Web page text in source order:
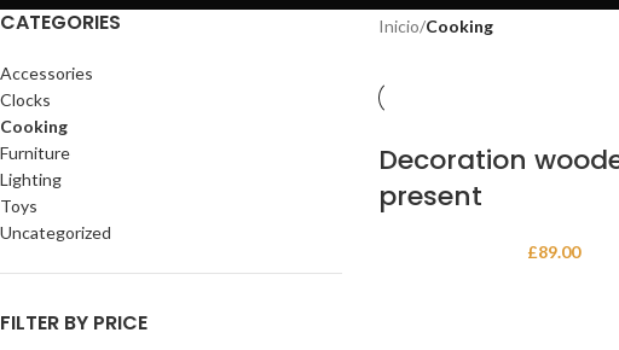
CATEGORIES
Accessories
Clocks
Cooking
Furniture
Lighting
Toys
Uncategorized
FILTER BY PRICE
Inicio/Cooking
Decoration
present
£89.00